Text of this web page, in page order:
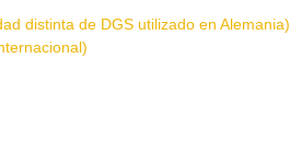
distinta de DGS utilizado en Alemania)